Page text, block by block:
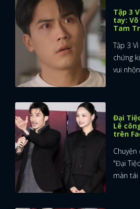
Tập 3
tay:
Tam
Tập 3
chứng
vui
Đại
Lê
trên
"Đại
màn tái